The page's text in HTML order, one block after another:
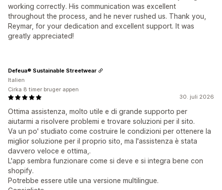
working correctly. His communication was excellent
throughout the process, and he never rushed us. Thank you,
Reymar, for your dedication and excellent support. It was
greatly appreciated!
30. juli 2026
Ottima assistenza, molto utile e di grande supporto per
aiutarmi a risolvere problemi e trovare soluzioni per il sito.
Va un po' studiato come costruire le condizioni per ottenere la
miglior soluzione per il proprio sito, ma l'assistenza è stata
davvero veloce e ottima,.
L'app sembra funzionare come si deve e si integra bene con
shopify.
Potrebbe essere utile una versione multilingue.
Defeua® Sustainable Streetwear
Italien
Cirka 8 timer bruger appen